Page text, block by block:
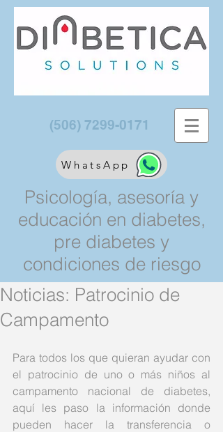
(506) 7299-0171
WhatsApp
Psicología, asesoría y
educación en diabetes,
pre diabetes y
condiciones de riesgo
Noticias: Patrocinio de
Campamento
Para todos los que quieran ayudar con
el patrocinio de uno o más niños al
campamento nacional de diabetes,
aquí les paso la información donde
pueden hacer la transferencia o